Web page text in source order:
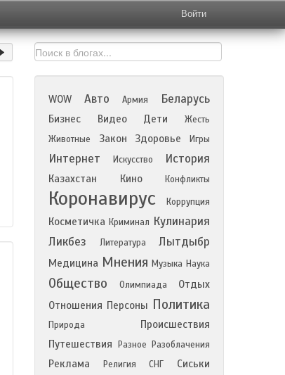
Войти
WOW Авто Армия Беларусь
Бизнес Видео Дети
Жесть
Животные
Закон Здоровье Игры
Интернет Искусство История
Казахстан Кино Конфликты
Коронавирус Коррупция
Косметичка Криминал Кулинария
Ликбез
Литература Лытдыбр
Медицина Мнения Музыка Наука
Общество Олимпиада
Отдых
Отношения Персоны Политика
Природа
Происшествия
Путешествия
Разное Разоблачения
Реклама Религия СНГ
Сиськи